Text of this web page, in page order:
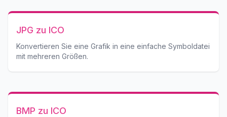
JPG zu ICO
Konvertieren Sie eine Grafik in eine einfache Symboldatei
mit mehreren Größen.
BMP zu ICO